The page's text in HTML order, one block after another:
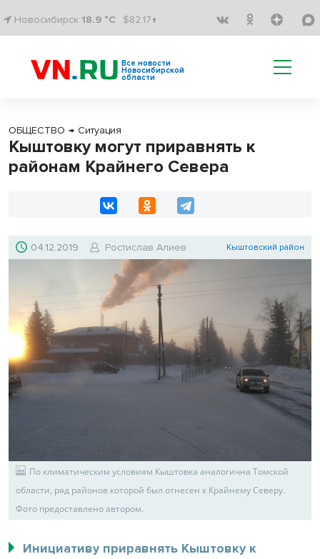
Новосибирск 18.9 °C $82.17↑
Все новости
Новосибирской
области
ОБЩЕСТВО → Ситуация
Кыштовку могут приравнять к
районам Крайнего Севера
04.12.2019 Ростислав Алиев Кыштовский район
По климатическим условиям Кыштовка аналогична Томской
области, ряд районов которой был отнесен к Крайнему Северу.
Фото предоставлено автором.
Инициативу приравнять Кыштовку к